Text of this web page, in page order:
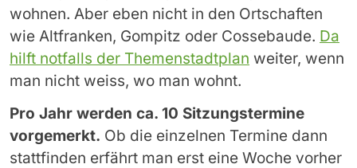
wohnen. Aber eben nicht in den Ortschaften
wie Altfranken, Gompitz oder Cossebaude. Da
hilft notfalls der Themenstadtplan weiter, wenn
man nicht weiss, wo man wohnt.
Pro Jahr werden ca. 10 Sitzungstermine
vorgemerkt. Ob die einzelnen Termine dann
stattfinden erfährt man erst eine Woche vorher